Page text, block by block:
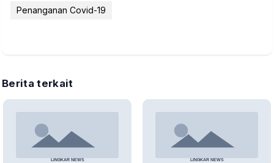
Penanganan Covid-19
Berita terkait